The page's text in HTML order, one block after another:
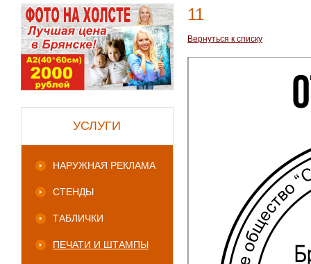
УСЛУГИ
НАРУЖНАЯ РЕКЛАМА
СТЕНДЫ
ТАБЛИЧКИ
ПЕЧАТИ И ШТАМПЫ
11
Вернуться к списку